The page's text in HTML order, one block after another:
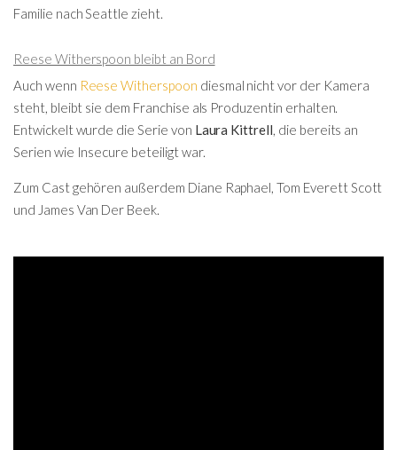
Familie nach Seattle zieht.
Reese Witherspoon bleibt an Bord
Auch wenn Reese Witherspoon diesmal nicht vor der Kamera
steht, bleibt sie dem Franchise als Produzentin erhalten.
Entwickelt wurde die Serie von Laura Kittrell, die bereits an
Serien wie Insecure beteiligt war.
Zum Cast gehören außerdem Diane Raphael,Tom Everett Scott
und James Van Der Beek.